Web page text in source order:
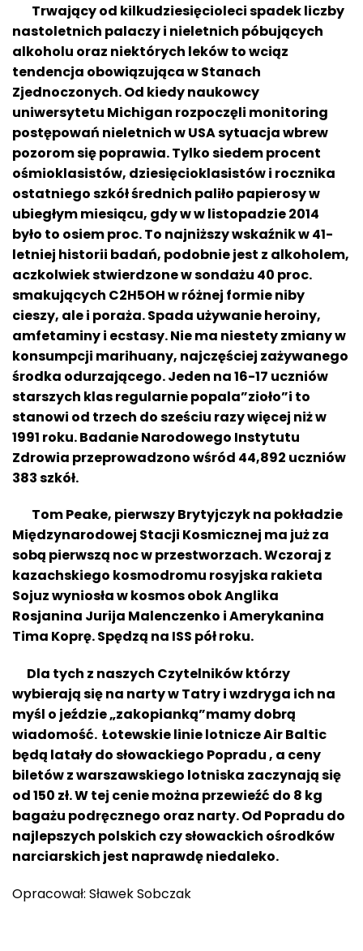
Trwający od kilkudziesięcioleci spadek liczby
nastoletnich palaczy i nieletnich póbujących
alkoholu oraz niektórych leków to wciąz
tendencja obowiązująca w Stanach
Zjednoczonych. Od kiedy naukowcy
uniwersytetu Michigan rozpoczęli monitoring
postępowań nieletnich w USA sytuacja wbrew
pozorom się poprawia. Tylko siedem procent
ośmioklasistów, dziesięcioklasistów i rocznika
ostatniego szkół średnich paliło papierosy w
ubiegłym miesiącu, gdy w w listopadzie 2014
było to osiem proc. To najniższy wskaźnik w 41-
letniej historii badań, podobnie jest z alkoholem,
aczkolwiek stwierdzone w sondażu 40 proc.
smakujących C2H5OH w różnej formie niby
cieszy, ale i poraża. Spada używanie heroiny,
amfetaminy i ecstasy. Nie ma niestety zmiany w
konsumpcji marihuany, najczęściej zażywanego
środka odurzającego. Jeden na 16-17 uczniów
starszych klas regularnie popala”zioło”i to
stanowi od trzech do sześciu razy więcej niż w
1991 roku. Badanie Narodowego Instytutu
Zdrowia przeprowadzono wśród 44,892 uczniów
383 szkół.
Tom Peake, pierwszy Brytyjczyk na pokładzie
Międzynarodowej Stacji Kosmicznej ma już za
sobą pierwszą noc w przestworzach. Wczoraj z
kazachskiego kosmodromu rosyjska rakieta
Sojuz wyniosła w kosmos obok Anglika
Rosjanina Jurija Malenczenko i Amerykanina
Tima Koprę. Spędzą na ISS pół roku.
Dla tych z naszych Czytelników którzy
wybierają się na narty w Tatry i wzdryga ich na
myśl o jeździe „zakopianką”mamy dobrą
wiadomość. Łotewskie linie lotnicze Air Baltic
będą latały do słowackiego Popradu , a ceny
biletów z warszawskiego lotniska zaczynają się
od 150 zł. W tej cenie można przewieźć do 8 kg
bagażu podręcznego oraz narty. Od Popradu do
najlepszych polskich czy słowackich ośrodków
narciarskich jest naprawdę niedaleko.
Opracował: Sławek Sobczak